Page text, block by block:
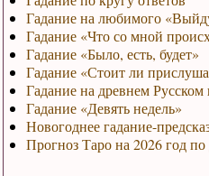
Гадание на любимого
Гадание «Что со мной
Гадание «Было, есть, будет»
Гадание «Стоит ли
Гадание на древнем Русском
Гадание «Девять недель»
Новогоднее гадание-
Прогноз Таро на 2026 год